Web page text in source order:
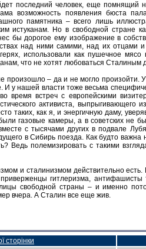
последний человек, еще помнящий
возможность появления бюста
памятника – всего лишь
истуканам. Но в свободной стране
бы дорогое ему изображение в
над ними самими, над их отцами и
использовали как пушечное
что не хотят любоваться Сталиным
произошло – да и не могло произойти.
И у нашей власти тоже весьма
время встреч с европейскими
активиста,
таких, как я, и энергичную даму,
газовые камеры, а в советских не
с тысячами других в подвале
в Сибирь поезда. Как будто
Ведь полемизировать с такими
и сталинизмом действительно
гитлеризма, антифашисты
свободной страны – и именно
вчера. А Сталин все еще жив.
сторінки